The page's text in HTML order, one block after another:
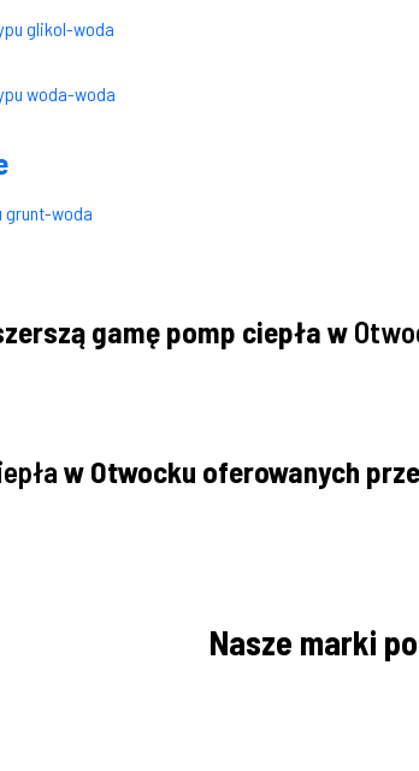
glikol-woda
woda-woda
grunt-woda
gamę pomp ciepła w
w Otwocku oferowanych
Nasze marki